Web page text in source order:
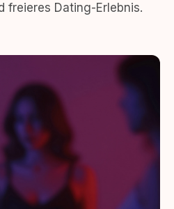
freieres Dating-Erlebnis.